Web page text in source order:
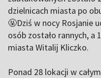
dzielnicach miasta po
🤬Dziś w nocy Rosjanie
osób zostało rannych, a
miasta Witalij Kliczko.
Ponad 28 lokacji w